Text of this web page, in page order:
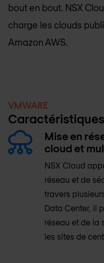
bout en bout. NSX
charge les clouds
Amazon AWS.
VMWARE
Mise en
cloud et
NSX Cloud
réseau et de
travers
Data Center, il
réseau et de la
les sites de